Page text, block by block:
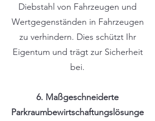
Diebstahl von Fahrzeugen und
Wertgegenständen in Fahrzeugen
zu verhindern. Dies schützt Ihr
Eigentum und trägt zur Sicherheit
bei.
6. Maßgeschneiderte
Parkraumbewirtschaftungslösunge